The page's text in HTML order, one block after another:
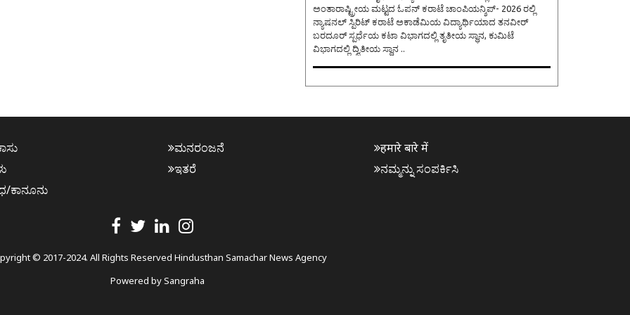
ಅಂತಾರಾಷ್ಟ್ರೀಯ ಮಟ್ಟದ ಓಪನ್ ಕರಾಟೆ ಚಾಂಪಿಯನ್ಶಿಪ್- 2026 ರಲ್ಲಿ
ನ್ಯಾಷನಲ್ ಸ್ಪಿರಿಟ್ ಕರಾಟೆ ಅಕಾಡೆಮಿಯ ವಿದ್ಯಾರ್ಥಿಯಾದ ತನವೀರ್
ಬರದೂರ್ ಸ್ಪರ್ಧೆಯ ಕಟಾ ವಿಭಾಗದಲ್ಲಿ ತೃತೀಯ ಸ್ಥಾನ, ಕುಮಿಟೆ
ವಿಭಾಗದಲ್ಲಿ ದ್ವಿತೀಯ ಸ್ಥಾನ ..
ಕಾನೂನು
ಮನರಂಜನೆ
ಇತರೆ
हमारे बारे में
ನಮ್ಮನ್ನು ಸಂಪರ್ಕಿಸಿ
© 2017-2024. All Rights Reserved Hindusthan Samachar News Agency
Powered bySangraha